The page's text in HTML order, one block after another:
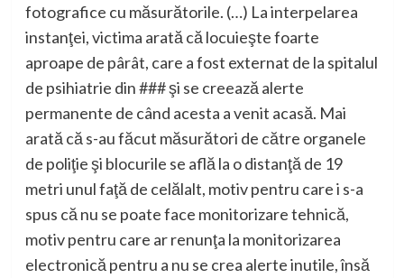
fotografice cu măsurătorile. (…) La interpelarea
instanţei, victima arată că locuieşte foarte
aproape de pârât, care a fost externat de la spitalul
de psihiatrie din ### şi se creează alerte
permanente de când acesta a venit acasă. Mai
arată că s-au făcut măsurători de către organele
de poliţie şi blocurile se află la o distanţă de 19
metri unul faţă de celălalt, motiv pentru care i s-a
spus că nu se poate face monitorizare tehnică,
motiv pentru care ar renunţa la monitorizarea
electronică pentru a nu se crea alerte inutile, însă